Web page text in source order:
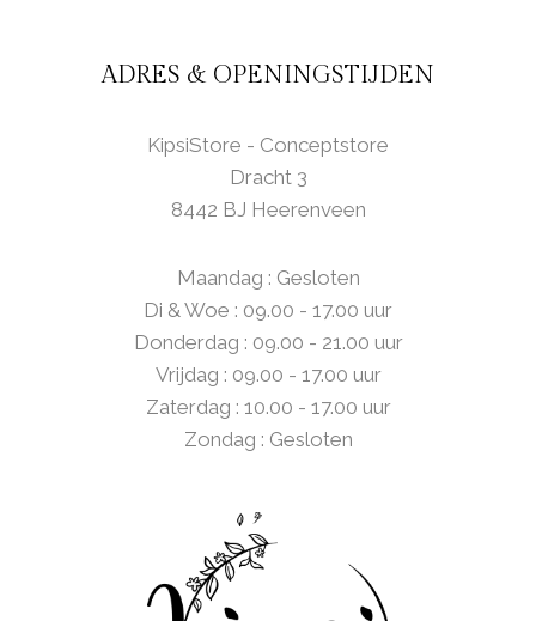
ADRES & OPENINGSTIJDEN
KipsiStore - Conceptstore
Dracht 3
8442 BJ Heerenveen
Maandag : Gesloten
Di & Woe : 09.00 - 17.00 uur
Donderdag : 09.00 - 21.00 uur
Vrijdag : 09.00 - 17.00 uur
Zaterdag : 10.00 - 17.00 uur
Zondag : Gesloten